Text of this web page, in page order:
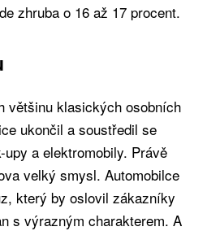
zhruba o 16 až 17 procent.
většinu klasických osobních
ukončil a soustředil se
a elektromobily. Právě
velký smysl. Automobilce
který by oslovil zákazníky
s výrazným charakterem. A